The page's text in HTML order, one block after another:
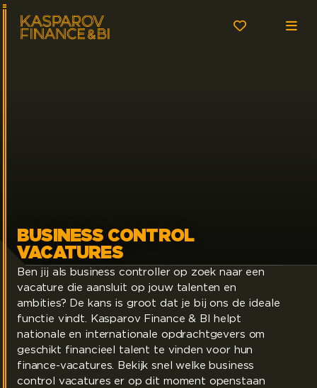
BUSINESS CONTROL
VACATURES
Ben jij als business controller op zoek naar een
vacature die aansluit op jouw talenten en
ambities? De kans is groot dat je bij ons de ideale
functie vindt. Kasparov Finance & BI helpt
nationale en internationale opdrachtgevers om
geschikt financieel talent te vinden voor hun
finance-vacatures. Bekijk snel welke business
control vacatures er op dit moment openstaan